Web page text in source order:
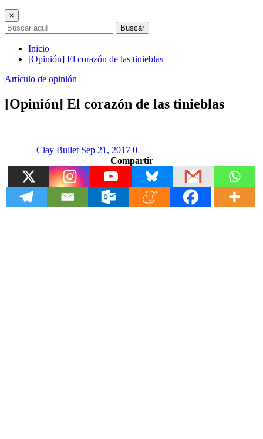
×
Buscar
Inicio
[Opinión] El corazón de las tinieblas
Artículo de opinión
[Opinión] El corazón de las tinieblas
Clay Bullet Sep 21, 2017 0
Compartir